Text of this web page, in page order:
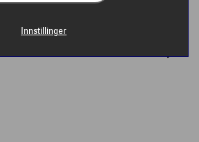
Innstillinger